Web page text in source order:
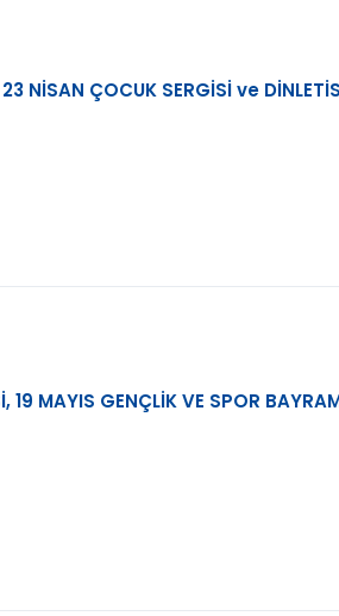
NİSAN ÇOCUK SERGİSİ ve
19 MAYIS GENÇLİK VE SPOR